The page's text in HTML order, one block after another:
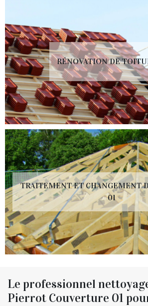
RÉNOVATION DE
TRAITEMENT ET CHANGEMENT
01
Le professionnel
Pierrot Couverture 01